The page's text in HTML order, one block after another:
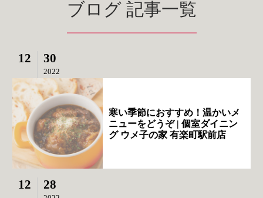
ブログ 記事一覧
12 30
2022
寒い季節におすすめ！温かいメ
ニューをどうぞ | 個室ダイニン
グ ウメ子の家 有楽町駅前店
12 28